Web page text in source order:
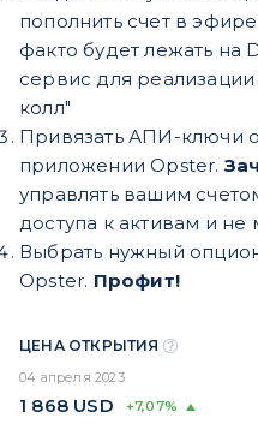
пополнить счет в эфире.
факто будет лежать на
сервис для
колл"
Привязать АПИ-ключи
приложении Opster.
управлять вашим
доступа к активам и
Выбрать нужный
Opster. Профит!
ЦЕНА ОТКРЫТИЯ
04 апреля 2023
1 868 USD +7,07%